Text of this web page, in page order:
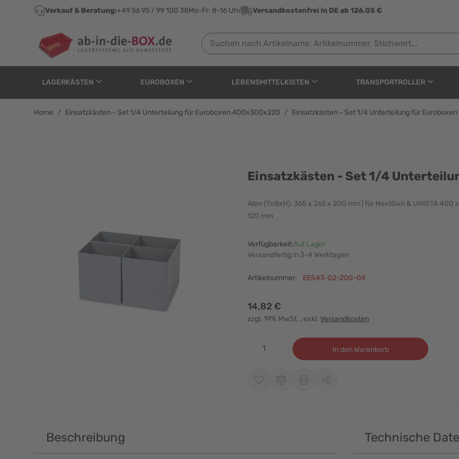
Direkt zum Inhalt
Verkauf & Beratung:+49 56 95 / 99 100 38Mo-Fr: 8-16 Uhr Versandkostenfrei in DE ab 126.05 €
Suchen nach Artikelname, Artikelnummer, Stichwort...
LAGERKÄSTEN EUROBOXEN LEBENSMITTELKISTEN TRANSPORTROLLER
Home / Einsatzkästen - Set 1/4 Unterteilung für Euroboxen 400x300x220 / Einsatzkästen - Set 1/4 Unterteilung für
Einsatzkästen - Set 1/4 Unterteilung für
Einsatzkästen - Set 1/4
Abm (TxBxH): 365 x 265 x 200 mm | für NextGen & UNISTA 400
120 mm
Verfügbarkeit:Auf Lager
Versandfertig in 3-4 Werktagen
Artikelnummer: EES43-02-200-04
14,82 €
zzgl. 19% MwSt. , exkl. Versandkosten
In den Warenkorb
Beschreibung Technische